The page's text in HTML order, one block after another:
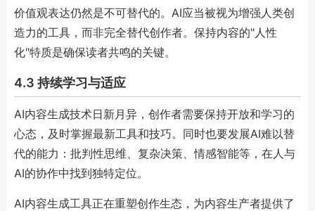
价值观表达仍然是不可替代的。AI应当被视为增强人类创
造力的工具，而非完全替代创作者。保持内容的"人性
化"特质是确保读者共鸣的关键。
4.3 持续学习与适应
AI内容生成技术日新月异，创作者需要保持开放和学习的
心态，及时掌握最新工具和技巧。同时也要发展AI难以替
代的能力：批判性思维、复杂决策、情感智能等，在人与
AI的协作中找到独特定位。
AI内容生成工具正在重塑创作生态，为内容生产者提供了